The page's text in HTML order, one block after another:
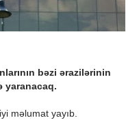
bəzi ərazilərinin
yaranacaq.
məlumat yayıb.